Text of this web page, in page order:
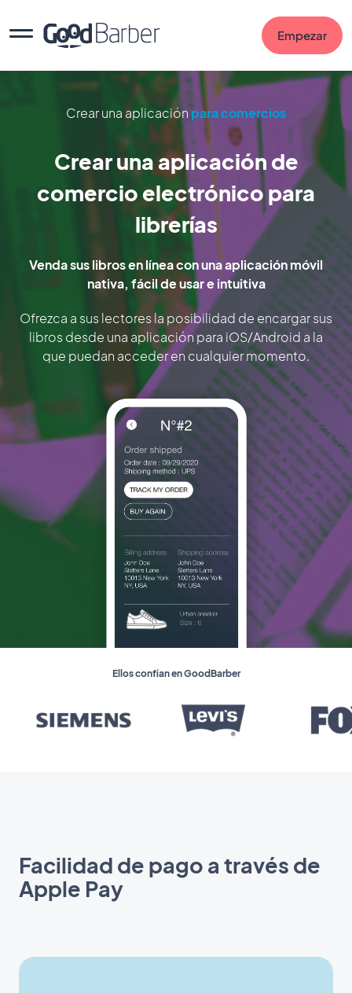
Empezar
Crear una aplicación para comercios
Crear una aplicación de
comercio electrónico para
librerías
Venda sus libros en línea con una aplicación móvil
nativa, fácil de usar e intuitiva
Ofrezca a sus lectores la posibilidad de encargar sus
libros desde una aplicación para iOS/Android a la
que puedan acceder en cualquier momento.
Ellos confían en GoodBarber
Facilidad de pago a través de
Apple Pay